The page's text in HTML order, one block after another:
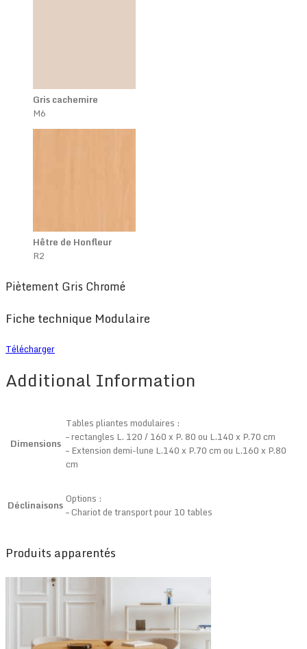
Gris cachemire
M6
Hêtre de Honfleur
R2
Piètement Gris Chromé
Fiche technique Modulaire
Télécharger
Additional Information
Dimensions
Tables pliantes modulaires :
– rectangles L. 120 / 160 x P. 80 ou L.140 x P.70 cm
– Extension demi-lune L.140 x P.70 cm ou L.160 x P.80
cm
DéclinaisonsOptions :
– Chariot de transport pour 10 tables
Produits apparentés